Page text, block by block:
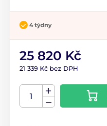
4 týdny
25 820 Kč
21 339 Kč bez DPH